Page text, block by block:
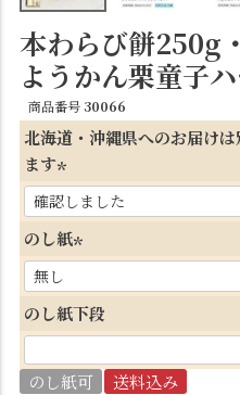
本わらび餅250g
ようかん栗童子
商品番号 30066
北海道・沖縄県へのお届け
ます
(
必
須
)
のし紙
必
須
のし紙下段
のし紙可 送料込み